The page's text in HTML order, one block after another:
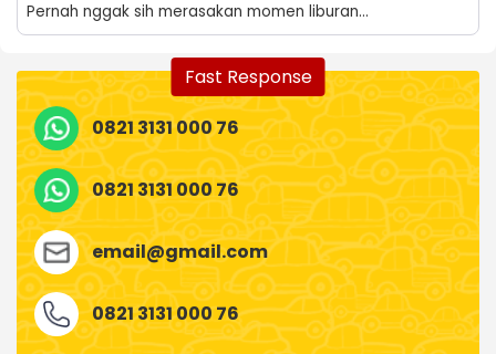
Pernah nggak sih merasakan momen liburan...
Fast Response
0821 3131 000 76
0821 3131 000 76
email@gmail.com
0821 3131 000 76